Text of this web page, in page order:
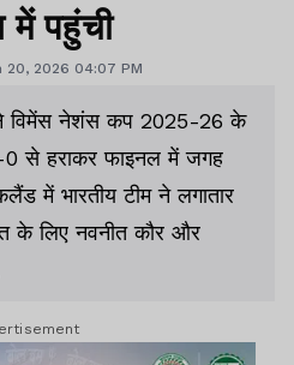
पहुंची
20, 2026 04:07 PM
ने विमेंस नेशंस कप 2025-26 के
0 से हराकर फाइनल में जगह
में भारतीय टीम ने लगातार
के लिए नवनीत कौर और